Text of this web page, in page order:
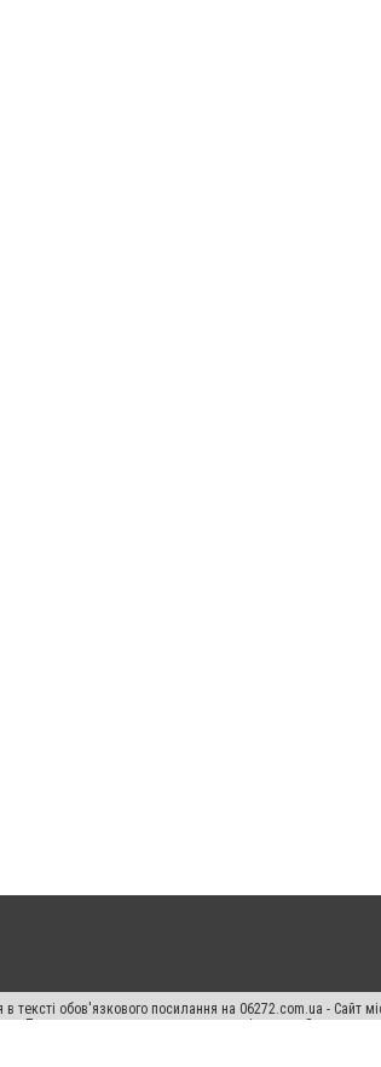
обов'язкового посилання на 06272.com.ua - Сайт
Порушення виняткових прав переслідується Законом.